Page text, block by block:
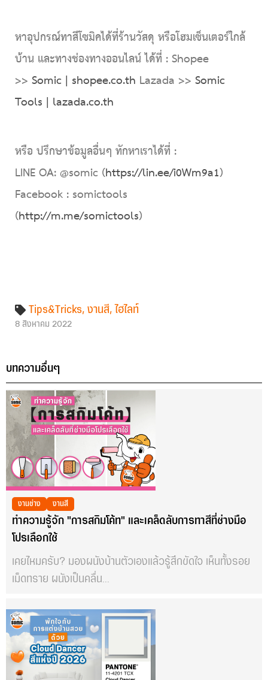
หาอุปกรณ์ทาสีโซมิคได้ที่ร้านวัสดุ หรือโฮมเซ็นเตอร์ใกล้
บ้าน และทางช่องทางออนไลน์ ได้ที่ : Shopee
>> Somic | shopee.co.th Lazada >> Somic
Tools | lazada.co.th
หรือ ปรึกษาข้อมูลอื่นๆ ทักหาเราได้ที่ :
LINE OA: @somic (https://lin.ee/i0Wm9a1)
Facebook : somictools
(http://m.me/somictools)
Tips&Tricks,งานสี,ไฮไลท์
8 สิงหาคม 2022
บทความอื่นๆ
งานช่าง งานสี
ทำความรู้จัก "การสกิมโค้ท" และเคล็ดลับการทาสีที่ช่างมือ
โปรเลือกใช้
เคยไหมครับ? มองผนังบ้านตัวเองแล้วรู้สึกขัดใจ เห็นทั้งรอย
เม็ดทราย ผนังเป็นคลื่น...